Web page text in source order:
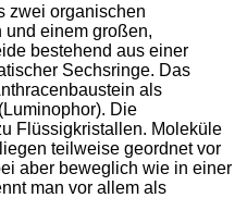
zwei organischen
und einem großen,
bestehend aus einer
Sechsringe. Das
als
Die
Flüssigkristallen. Moleküle
teilweise geordnet vor
aber beweglich wie in einer
man vor allem als